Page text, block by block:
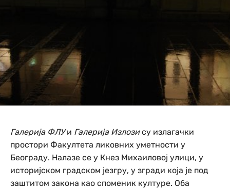
Галерија ФЛУи Галерија Излозису излагачки
простори Факултета ликовних уметности у
Београду. Налазе се у Кнез Михаиловој улици, у
историјском градском језгру, у згради која је под
заштитом закона као споменик културе. Оба